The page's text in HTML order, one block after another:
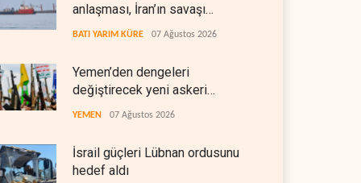
anlaşması, İran’ın savaşı
kazandığını gösteriyor
BATI YARIM KÜRE 07 Ağustos 2026
Yemen’den dengeleri
değiştirecek yeni askeri
denklem
YEMEN 07 Ağustos 2026
İsrail güçleri Lübnan ordusunu
hedef aldı